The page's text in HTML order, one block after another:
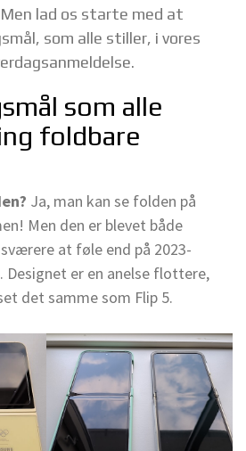
lad os starte med at
som alle stiller, i vores
som alle
foldbare
Ja, man kan se folden på
Men den er blevet både
at føle end på 2023-
Designet er en anelse flottere,
det samme som Flip 5.